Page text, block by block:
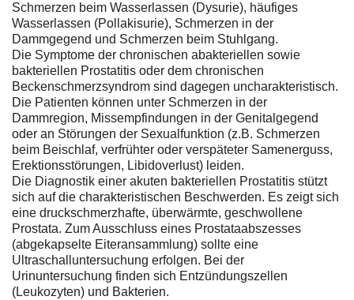
Schmerzen beim Wasserlassen (Dysurie), häufiges
Wasserlassen (Pollakisurie), Schmerzen in der
Dammgegend und Schmerzen beim Stuhlgang.
Die Symptome der chronischen abakteriellen sowie
bakteriellen Prostatitis oder dem chronischen
Beckenschmerzsyndrom sind dagegen uncharakteristisch.
Die Patienten können unter Schmerzen in der
Dammregion, Missempfindungen in der Genitalgegend
oder an Störungen der Sexualfunktion (z.B. Schmerzen
beim Beischlaf, verfrühter oder verspäteter Samenerguss,
Erektionsstörungen, Libidoverlust) leiden.
Die Diagnostik einer akuten bakteriellen Prostatitis stützt
sich auf die charakteristischen Beschwerden. Es zeigt sich
eine druckschmerzhafte, überwärmte, geschwollene
Prostata. Zum Ausschluss eines Prostataabszesses
(abgekapselte Eiteransammlung) sollte eine
Ultraschalluntersuchung erfolgen. Bei der
Urinuntersuchung finden sich Entzündungszellen
(Leukozyten) und Bakterien.